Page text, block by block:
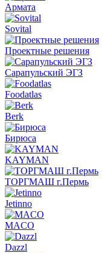
Армата
Sovital
Проектные решения
Сарапульский ЭГЗ
Foodatlas
Berk
Бирюса
KAYMAN
ТОРГМАШ г.Пермь
Jetinno
MACO
Dazzl